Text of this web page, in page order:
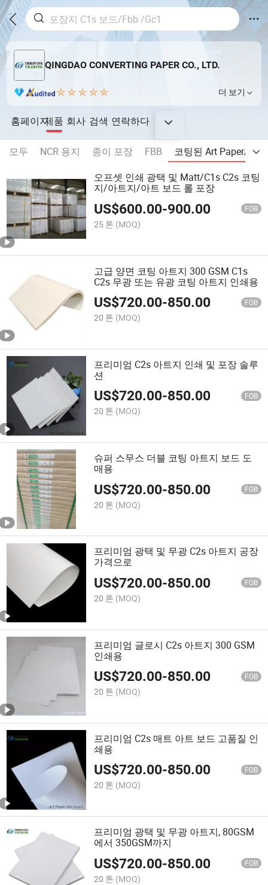
QINGDAO CONVERTING PAPER CO., LTD.
더 보기
홈페이지제품 회사 검색 연락하다
모두 NCR 용지 종이 포장 FBB
코팅된 Art Paper/
오프셋 인쇄 광택 및 Matt/C1s C2s 코팅
지/아트지/아트 보드 롤 포장
US$600.00-900.00 FOB
25 톤 (MOQ)
고급 양면 코팅 아트지 300 GSM C1s
C2s 무광 또는 유광 코팅 아트지 인쇄용
US$720.00-850.00 FOB
20 톤 (MOQ)
프리미엄 C2s 아트지 인쇄 및 포장 솔루
션
US$720.00-850.00 FOB
20 톤 (MOQ)
슈퍼 스무스 더블 코팅 아트지 보드 도
매용
US$720.00-850.00 FOB
20 톤 (MOQ)
프리미엄 광택 및 무광 C2s 아트지 공장
가격으로
US$720.00-850.00 FOB
20 톤 (MOQ)
프리미엄 글로시 C2s 아트지 300 GSM
인쇄용
US$720.00-850.00 FOB
20 톤 (MOQ)
프리미엄 C2s 매트 아트 보드 고품질 인
쇄용
US$720.00-850.00 FOB
20 톤 (MOQ)
프리미엄 광택 및 무광 아트지, 80GSM
에서 350GSM까지
US$720.00-850.00 FOB
20 톤 (MOQ)